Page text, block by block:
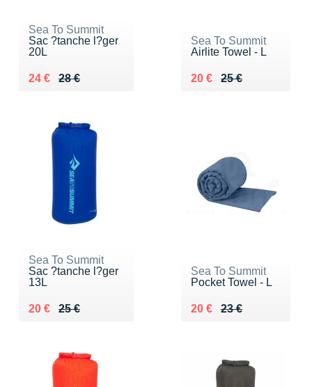
Sea To Summit
Sac ?tanche l?ger
20L
28 €
Au lieu de 28 €
24 €
Vendu 24 €
Sea To Summit
Airlite Towel - L
25 €
Au lieu de 25 €
20 €
Vendu 20 €
Sea To Summit
Sac ?tanche l?ger
13L
25 €
Au lieu de 25 €
20 €
Vendu 20 €
Sea To Summit
Pocket Towel - L
23 €
Au lieu de 23 €
20 €
Vendu 20 €